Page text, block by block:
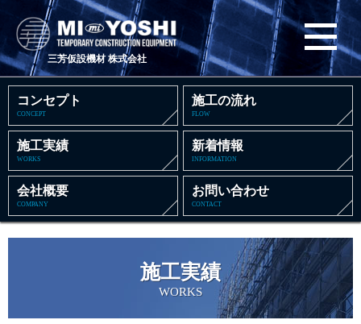
三芳仮設機材 株式会社
コンセプト
CONCEPT
施工の流れ
FLOW
施工実績
WORKS
新着情報
INFORMATION
会社概要
COMPANY
お問い合わせ
CONTACT
施工実績
WORKS